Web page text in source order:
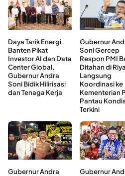
Daya Tarik Energi
Banten Pikat
Investor AI dan Data
Center Global,
Gubernur Andra
Soni Bidik Hilirisasi
dan Tenaga Kerja
Gubernur
Soni Gercep
Respon PMI
Ditahan di
Langsung
Koordinasi ke
Kementerian
Pantau
Terkini
Gubernur Andra
Gubernur